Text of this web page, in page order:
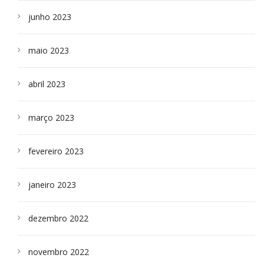
junho 2023
maio 2023
abril 2023
março 2023
fevereiro 2023
janeiro 2023
dezembro 2022
novembro 2022